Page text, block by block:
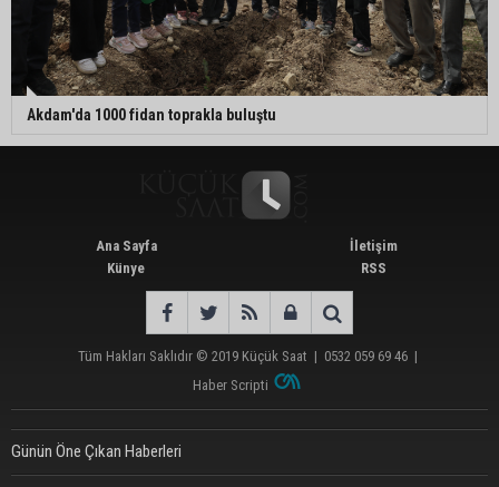
Akdam'da 1000 fidan toprakla buluştu
Ana Sayfa
Künye
İletişim
RSS
Tüm Hakları Saklıdır © 2019 Küçük Saat | 0532 059 69 46 |
Haber Scripti
Günün Öne Çıkan Haberleri